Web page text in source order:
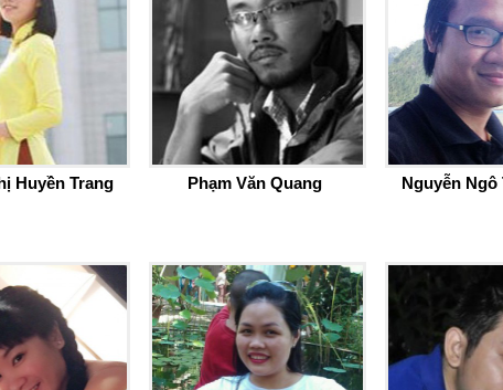
Huyền Trang Phạm Văn Quang Nguyễn Ngô